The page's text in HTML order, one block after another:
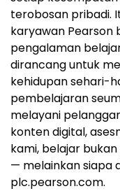
terobosan pribadi.
karyawan
pengalaman
dirancang untuk
kehidupan sehari-
pembelajaran
melayani
konten digital,
kami, belajar
— melainkan siapa
plc.pearson.com.